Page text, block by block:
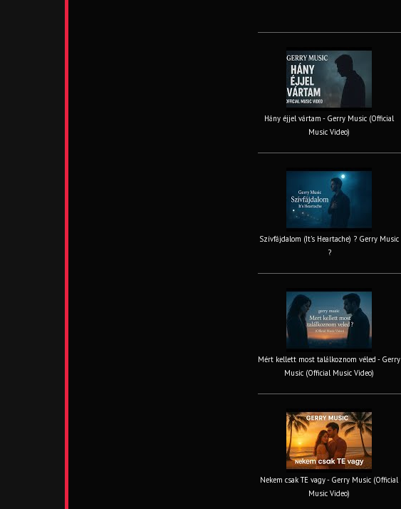
Hány éjjel vártam - Gerry Music (Official
Music Video)
Szívfájdalom (It’s Heartache) ? Gerry Music
?
Mért kellett most találkoznom véled - Gerry
Music (Official Music Video)
Nekem csak TE vagy - Gerry Music (Official
Music Video)